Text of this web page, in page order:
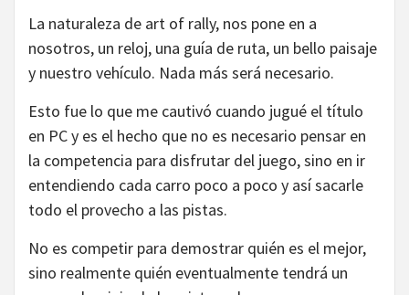
La naturaleza de art of rally, nos pone en a
nosotros, un reloj, una guía de ruta, un bello paisaje
y nuestro vehículo. Nada más será necesario.
Esto fue lo que me cautivó cuando jugué el título
en PC y es el hecho que no es necesario pensar en
la competencia para disfrutar del juego, sino en ir
entendiendo cada carro poco a poco y así sacarle
todo el provecho a las pistas.
No es competir para demostrar quién es el mejor,
sino realmente quién eventualmente tendrá un